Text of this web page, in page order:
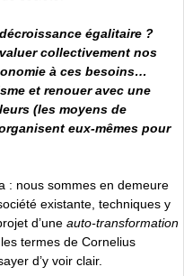
égalitaire ?
collectivement nos
à ces besoins…
et renouer avec une
(les moyens de
eux-mêmes pour
: nous sommes en demeure
existante, techniques y
d’une auto-transformation
les termes de Cornelius
d’y voir clair.